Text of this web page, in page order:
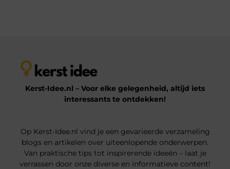
Kerst-Idee.nl – Voor elke gelegenheid, altijd iets
interessants te ontdekken!
Op Kerst-Idee.nl vind je een gevarieerde verzameling
blogs en artikelen over uiteenlopende onderwerpen.
Van praktische tips tot inspirerende ideeën – laat je
verrassen door onze diverse en informatieve content!